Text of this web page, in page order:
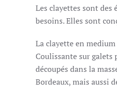
Les clayettes sont des
besoins. Elles sont
La clayette en
Coulissante sur
découpés dans la
Bordeaux, mais aussi